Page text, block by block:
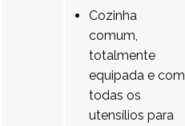
Cozinha
comum,
totalmente
equipada e com
todas os
utensílios para